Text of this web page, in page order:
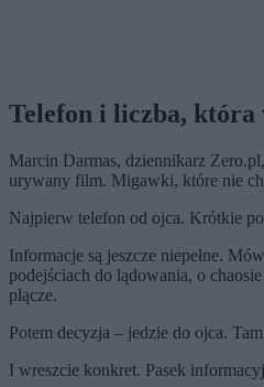
Telefon i liczba, która
Marcin Darmas, dziennikarz
urywany film. Migawki, które nie
Najpierw telefon od ojca. Krótkie
Informacje są jeszcze niepełne.
podejściach do lądowania, o
plącze.
Potem decyzja – jedzie do ojca.
I wreszcie konkret. Pasek